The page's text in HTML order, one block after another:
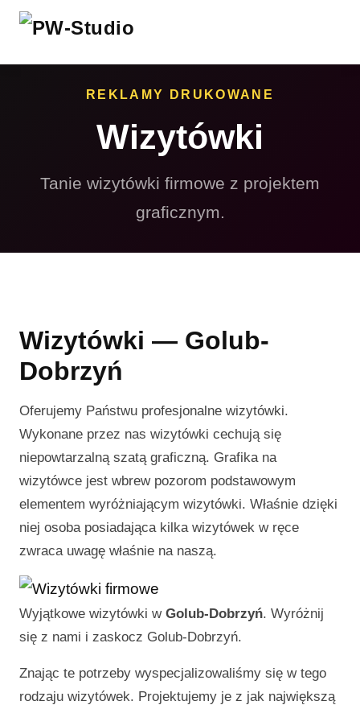
REKLAMY DRUKOWANE
Wizytówki
Tanie wizytówki firmowe z projektem
graficznym.
Wizytówki — Golub-
Dobrzyń
Oferujemy Państwu profesjonalne wizytówki.
Wykonane przez nas wizytówki cechują się
niepowtarzalną szatą graficzną. Grafika na
wizytówce jest wbrew pozorom podstawowym
elementem wyróżniającym wizytówki. Właśnie dzięki
niej osoba posiadająca kilka wizytówek w ręce
zwraca uwagę właśnie na naszą.
Wyjątkowe wizytówki w Golub-Dobrzyń. Wyróżnij
się z nami i zaskocz Golub-Dobrzyń.
Znając te potrzeby wyspecjalizowaliśmy się w tego
rodzaju wizytówek. Projektujemy je z jak największą